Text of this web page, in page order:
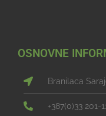
OSNOVNE
Branilaca
+387(0)33 201-